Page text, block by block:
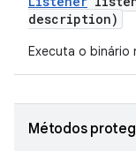
description)
Executa o binário
Métodos